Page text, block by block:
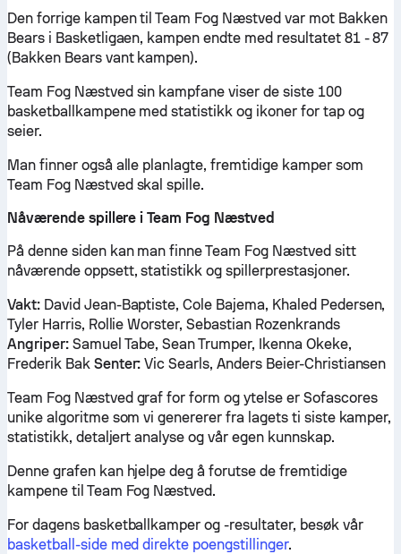
Den forrige kampen til Team Fog Næstved var mot Bakken
Bears i Basketligaen, kampen endte med resultatet 81 - 87
(Bakken Bears vant kampen).
Team Fog Næstved sin kampfane viser de siste 100
basketballkampene med statistikk og ikoner for tap og
seier.
Man finner også alle planlagte, fremtidige kamper som
Team Fog Næstved skal spille.
Nåværende spillere i Team Fog Næstved
På denne siden kan man finne Team Fog Næstved sitt
nåværende oppsett, statistikk og spillerprestasjoner.
Vakt:David Jean-Baptiste, Cole Bajema, Khaled Pedersen,
Tyler Harris, Rollie Worster, Sebastian Rozenkrands
Angriper:Samuel Tabe, Sean Trumper, Ikenna Okeke,
Frederik Bak Senter: Vic Searls, Anders Beier-Christiansen
Team Fog Næstved graf for form og ytelse er Sofascores
unike algoritme som vi genererer fra lagets ti siste kamper,
statistikk, detaljert analyse og vår egen kunnskap.
Denne grafen kan hjelpe deg å forutse de fremtidige
kampene til Team Fog Næstved.
For dagens basketballkamper og -resultater, besøk vår
basketball-side med direkte poengstillinger.